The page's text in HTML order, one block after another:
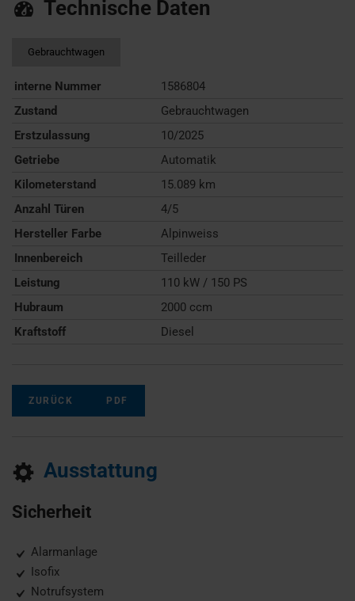
Technische Daten
Gebrauchtwagen
interne Nummer
1586804
Zustand
Gebrauchtwagen
Erstzulassung
10/2025
Getriebe
Automatik
Kilometerstand
15.089 km
Anzahl Türen
4/5
Hersteller Farbe
Alpinweiss
Innenbereich
Teilleder
Leistung
110 kW / 150 PS
Hubraum
2000 ccm
Kraftstoff
Diesel
ZURÜCK PDF
Ausstattung
Sicherheit
Alarmanlage
Isofix
Notrufsystem